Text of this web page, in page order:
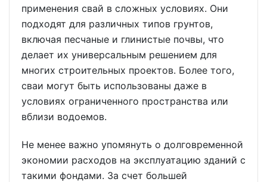
применения свай в сложных условиях. Они
подходят для различных типов грунтов,
включая песчаные и глинистые почвы, что
делает их универсальным решением для
многих строительных проектов. Более того,
сваи могут быть использованы даже в
условиях ограниченного пространства или
вблизи водоемов.
Не менее важно упомянуть о долговременной
экономии расходов на эксплуатацию зданий с
такими фондами. За счет большей